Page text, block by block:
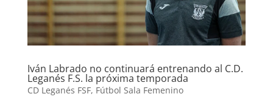
Iván Labrado no continuará entrenando al C.D.
Leganés F.S. la próxima temporada
CD Leganés FSF, Fútbol Sala Femenino